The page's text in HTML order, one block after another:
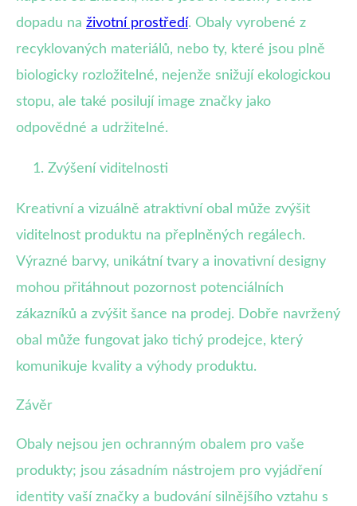
dopadu na životní prostředí. Obaly vyrobené z
recyklovaných materiálů, nebo ty, které jsou plně
biologicky rozložitelné, nejenže snižují ekologickou
stopu, ale také posilují image značky jako
odpovědné a udržitelné.
Zvýšení viditelnosti
Kreativní a vizuálně atraktivní obal může zvýšit
viditelnost produktu na přeplněných regálech.
Výrazné barvy, unikátní tvary a inovativní designy
mohou přitáhnout pozornost potenciálních
zákazníků a zvýšit šance na prodej. Dobře navržený
obal může fungovat jako tichý prodejce, který
komunikuje kvality a výhody produktu.
Závěr
Obaly nejsou jen ochranným obalem pro vaše
produkty; jsou zásadním nástrojem pro vyjádření
identity vaší značky a budování silnějšího vztahu s